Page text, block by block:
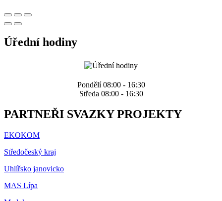
Úřední hodiny
Pondělí 08:00 - 16:30
Středa 08:00 - 16:30
PARTNEŘI SVAZKY PROJEKTY
EKOKOM
Středočeský kraj
Uhlířsko janovicko
MAS Lípa